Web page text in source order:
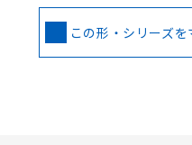
この形・シリーズ